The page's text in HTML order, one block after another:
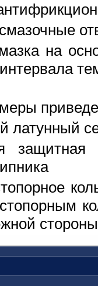
на
латунный
стороны